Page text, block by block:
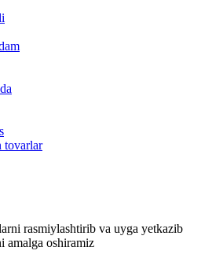
tovarlar
rasmiylashtirib va uyga yetkazib
amalga oshiramiz